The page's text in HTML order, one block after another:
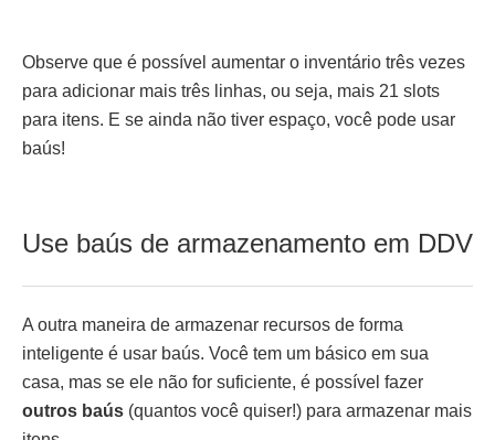
Observe que é possível aumentar o inventário três vezes
para adicionar mais três linhas, ou seja, mais 21 slots
para itens. E se ainda não tiver espaço, você pode usar
baús!
Use baús de armazenamento em DDV
A outra maneira de armazenar recursos de forma
inteligente é usar baús. Você tem um básico em sua
casa, mas se ele não for suficiente, é possível fazer
outros baús (quantos você quiser!) para armazenar mais